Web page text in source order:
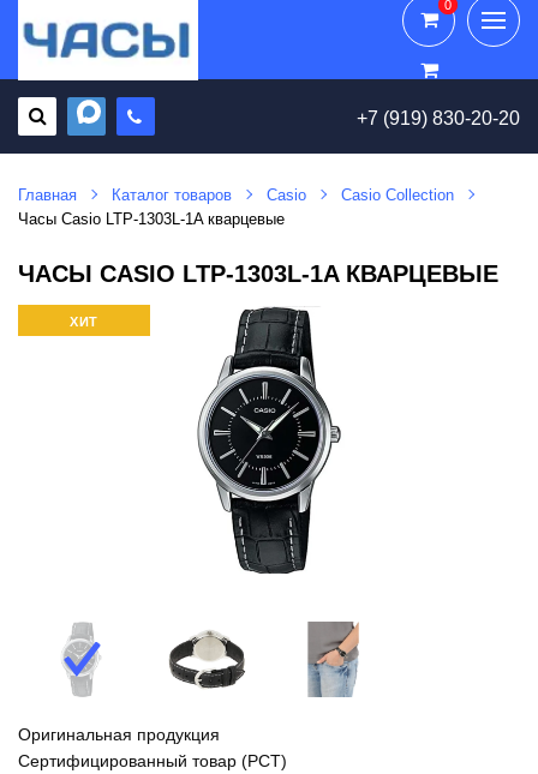
+7 (919) 830-20-20
0
0
Главная Каталог товаров Casio
Casio Collection
Часы Casio LTP-1303L-1A кварцевые
ЧАСЫ CASIO LTP-1303L-1A КВАРЦЕВЫЕ
ХИТ
Оригинальная продукция
Сертифицированный товар (РСТ)